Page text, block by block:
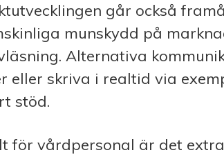
går också
munskydd på
Alternativa
eller skriva i realtid via
stöd.
för vårdpersonal är det